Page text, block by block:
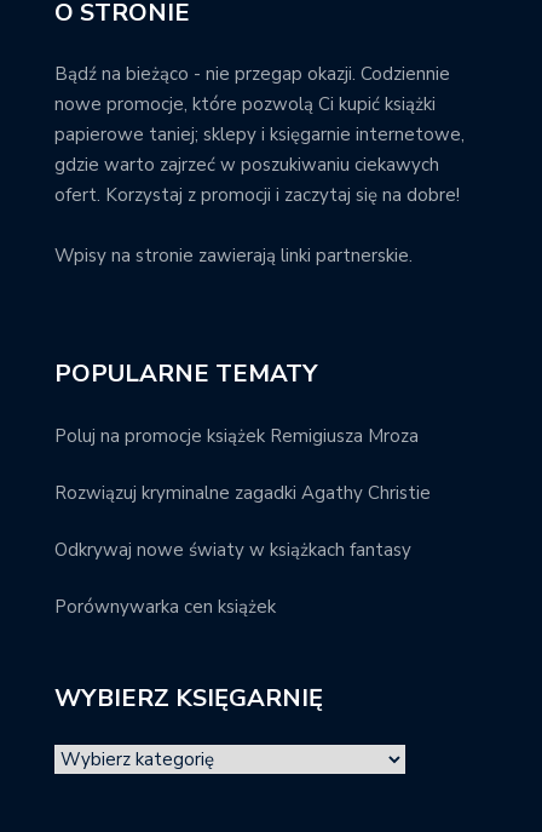
O STRONIE
Bądź na bieżąco - nie przegap okazji. Codziennie
nowe promocje, które pozwolą Ci kupić książki
papierowe taniej; sklepy i księgarnie internetowe,
gdzie warto zajrzeć w poszukiwaniu ciekawych
ofert. Korzystaj z promocji i zaczytaj się na dobre!
Wpisy na stronie zawierają linki partnerskie.
POPULARNE TEMATY
Poluj na promocje książek Remigiusza Mroza
Rozwiązuj kryminalne zagadki Agathy Christie
Odkrywaj nowe światy w książkach fantasy
Porównywarka cen książek
WYBIERZ KSIĘGARNIĘ